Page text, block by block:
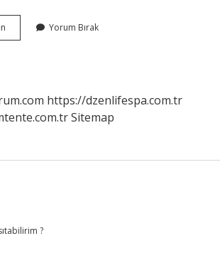
Geliştirme
Yorum Bırak
https://dzenlifespa.com.tr
Sitemap
?